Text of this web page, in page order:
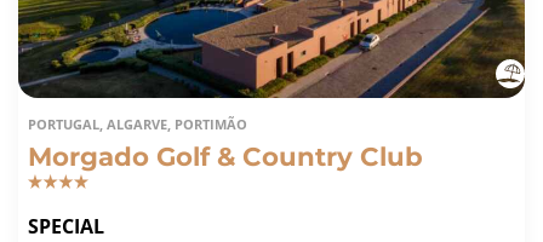
PORTUGAL, ALGARVE, PORTIMÃO
Morgado Golf & Country Club
SPECIAL